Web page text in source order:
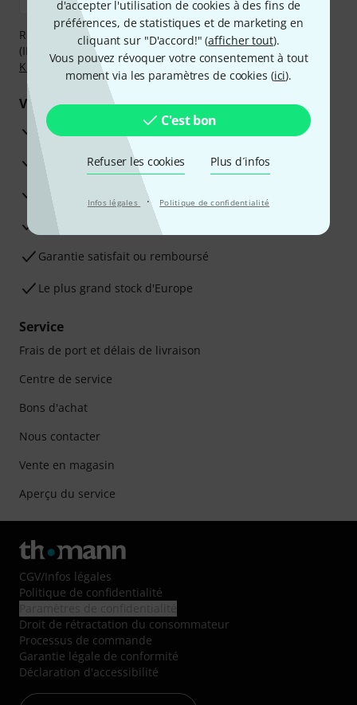
d'accepter l'utilisation de cookies à des fins de
préférences, de statistiques et de marketing en
cliquant sur "D'accord!" (afficher tout).
Vous pouvez révoquer votre consentement à tout
moment via les paramètres de cookies (ici).
C'est bon
Refuser les cookies Plus d´infos
Infos légales · Politique de confidentialité
Réglez de manière sûre et sécurisée par Virement
(IBAN/BIC), PayPal, Amazon Pay,
Klarna Payer Maintenant
Klarna Payer en 3 foisou Carte de crédit.
Vos avantages
Ga­ran­tie Thomann 3 ans
Garantie 30 jours satisfait ou remboursé
Service de réparation
Conseils d'experts en la matière
Garantie satisfait ou remboursé
Le plus grand stock d'Europe
Service
Frais de port et délais de livraison
Centre de service
Bons d'achat
Nous contacter
Vente en magasin
Aperçu du service
CGV/Infos légales
Politique de confidentialité
Droit de rétractation du consommateur
Processus de commande
Garantie légale de conformité
Déclaration d'accessibilité